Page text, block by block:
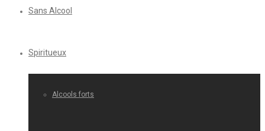
Sans Alcool
Spiritueux
Alcools forts